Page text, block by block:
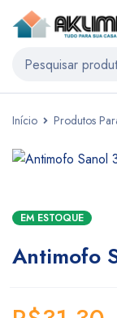
Início Produtos
EM ESTOQUE
Antimofo